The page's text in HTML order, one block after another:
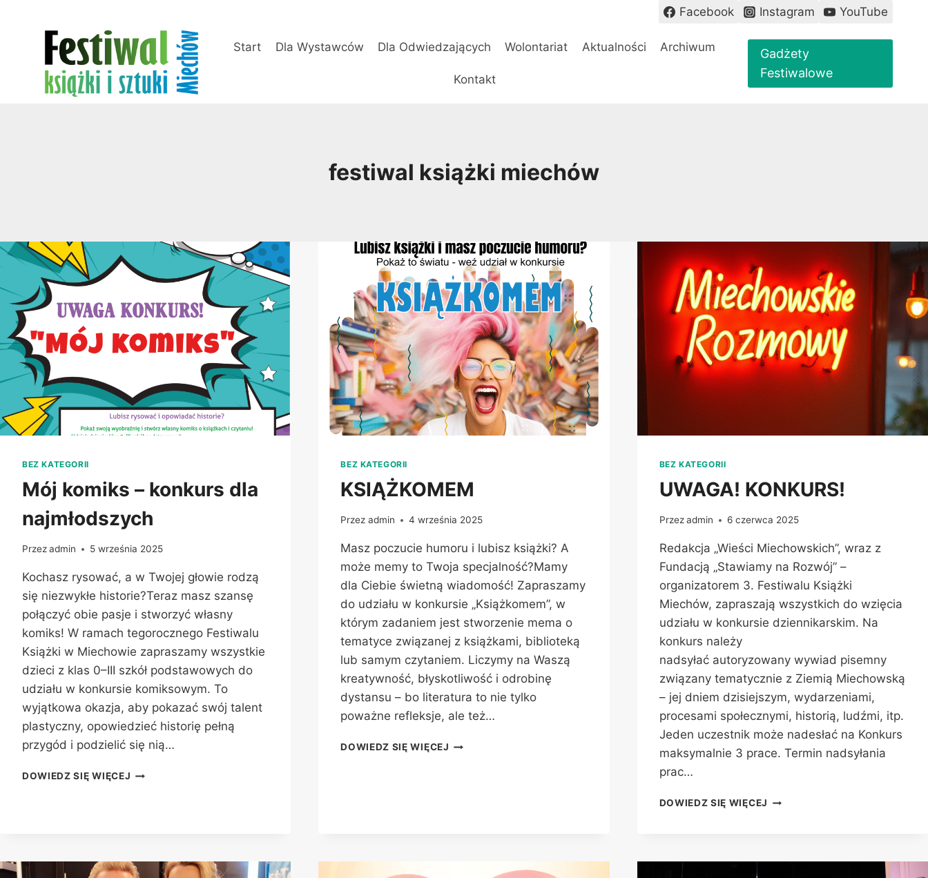
Facebook Instagram YouTube
Start Dla Wystawców Dla Odwiedzających Wolontariat Aktualności Archiwum
Kontakt
Gadżety
Festiwalowe
festiwal książki miechów
BEZ KATEGORII
Mój komiks – konkurs dla
najmłodszych
Przezadmin 5 września 2025
Kochasz rysować, a w Twojej głowie rodzą
się niezwykłe historie?Teraz masz szansę
połączyć obie pasje i stworzyć własny
komiks! W ramach tegorocznego Festiwalu
Książki w Miechowie zapraszamy wszystkie
dzieci z klas 0–III szkół podstawowych do
udziału w konkursie komiksowym. To
wyjątkowa okazja, aby pokazać swój talent
plastyczny, opowiedzieć historię pełną
przygód i podzielić się nią…
DOWIEDZ SIĘ WIĘCEJ MÓJ
BEZ KATEGORII
KSIĄŻKOMEM
Przez admin 4 września 2025
Masz poczucie humoru i lubisz książki? A
może memy to Twoja specjalność?Mamy
dla Ciebie świetną wiadomość! Zapraszamy
do udziału w konkursie „Książkomem”, w
którym zadaniem jest stworzenie mema o
tematyce związanej z książkami, biblioteką
lub samym czytaniem. Liczymy na Waszą
kreatywność, błyskotliwość i odrobinę
dystansu – bo literatura to nie tylko
poważne refleksje, ale też…
DOWIEDZ SIĘ WIĘCEJ KSIĄŻKOMEM
BEZ KATEGORII
UWAGA! KONKURS!
Przez admin 6 czerwca 2025
Redakcja „Wieści Miechowskich”, wraz z
Fundacją „Stawiamy na Rozwój” –
organizatorem 3. Festiwalu Książki
Miechów, zapraszają wszystkich do wzięcia
udziału w konkursie dziennikarskim. Na
konkurs należy
nadsyłać autoryzowany wywiad pisemny
związany tematycznie z Ziemią Miechowską
– jej dniem dzisiejszym, wydarzeniami,
procesami społecznymi, historią, ludźmi, itp.
Jeden uczestnik może nadesłać na Konkurs
maksymalnie 3 prace. Termin nadsyłania
prac…
DOWIEDZ SIĘ WIĘCEJ UWAGA!